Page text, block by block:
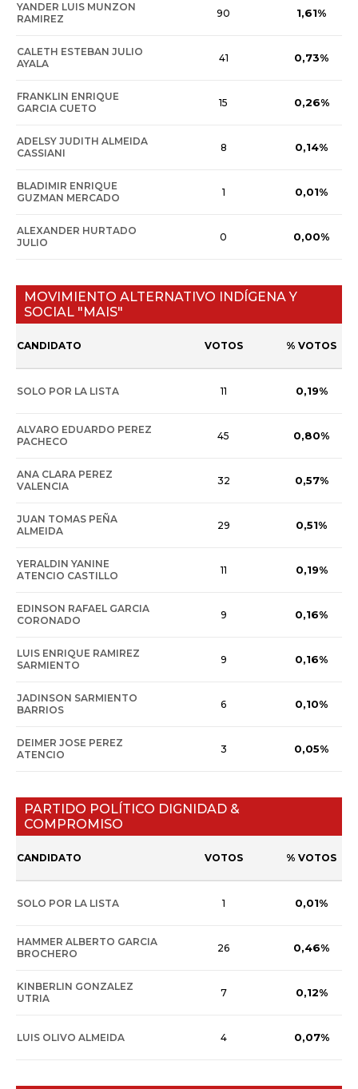
YANDER LUIS MUNZON
RAMIREZ
90 1,61%
CALETH ESTEBAN JULIO
AYALA
41 0,73%
FRANKLIN ENRIQUE
GARCIA CUETO
15 0,26%
ADELSY JUDITH ALMEIDA
CASSIANI
8 0,14%
BLADIMIR ENRIQUE
GUZMAN MERCADO
1 0,01%
ALEXANDER HURTADO
JULIO
0 0,00%
MOVIMIENTO ALTERNATIVO INDÍGENA Y
SOCIAL "MAIS"
CANDIDATO VOTOS % VOTOS
SOLO POR LA LISTA 11 0,19%
ALVARO EDUARDO PEREZ
PACHECO
45 0,80%
ANA CLARA PEREZ
VALENCIA
32 0,57%
JUAN TOMAS PEÑA
ALMEIDA
29 0,51%
YERALDIN YANINE
ATENCIO CASTILLO
11 0,19%
EDINSON RAFAEL GARCIA
CORONADO
9 0,16%
LUIS ENRIQUE RAMIREZ
SARMIENTO
9 0,16%
JADINSON SARMIENTO
BARRIOS
6 0,10%
DEIMER JOSE PEREZ
ATENCIO
3 0,05%
PARTIDO POLÍTICO DIGNIDAD &
COMPROMISO
CANDIDATO VOTOS % VOTOS
SOLO POR LA LISTA 1 0,01%
HAMMER ALBERTO GARCIA
BROCHERO
26 0,46%
KINBERLIN GONZALEZ
UTRIA
7 0,12%
LUIS OLIVO ALMEIDA 4 0,07%